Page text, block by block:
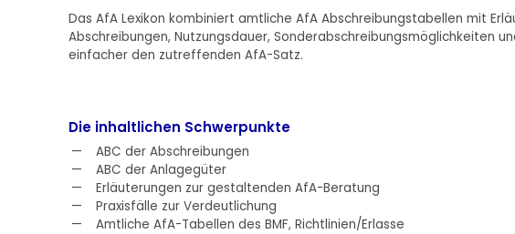
Das AfA Lexikon kombiniert amtliche AfA Abschreibungstabellen mit
Abschreibungen, Nutzungsdauer, Sonderabschreibungsmöglichkeiten
einfacher den zutreffenden AfA-Satz.
Die inhaltlichen Schwerpunkte
ABC der Abschreibungen
ABC der Anlagegüter
Erläuterungen zur gestaltenden AfA-Beratung
Praxisfälle zur Verdeutlichung
Amtliche AfA-Tabellen des BMF, Richtlinien/Erlasse